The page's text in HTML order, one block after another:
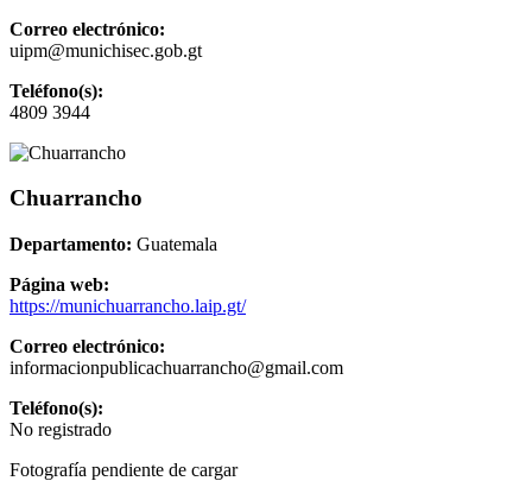
Correo electrónico:
uipm@munichisec.gob.gt
Teléfono(s):
4809 3944
Chuarrancho
Departamento: Guatemala
Página web:
https://munichuarrancho.laip.gt/
Correo electrónico:
informacionpublicachuarrancho@gmail.com
Teléfono(s):
No registrado
Fotografía pendiente de cargar